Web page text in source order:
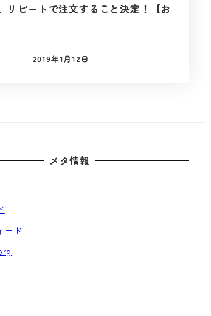
リピートで注文すること決定！【お
投稿日
2019年1月12日
メタ情報
ード